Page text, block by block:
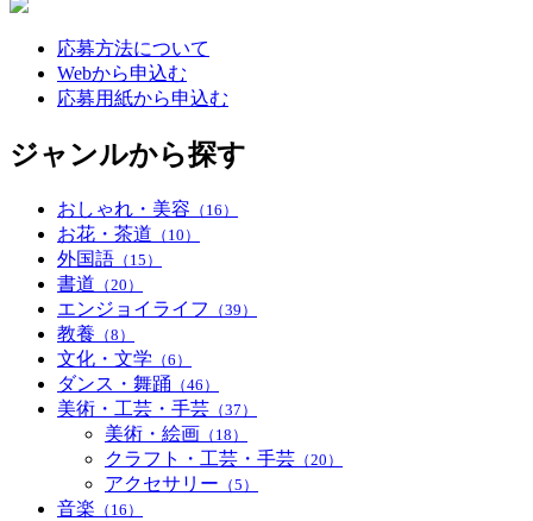
応募方法について
Webから申込む
応募用紙から申込む
ジャンルから探す
おしゃれ・美容 （16）
お花・茶道 （10）
外国語 （15）
書道 （20）
エンジョイライフ （39）
教養 （8）
文化・文学 （6）
ダンス・舞踊 （46）
美術・工芸・手芸 （37）
美術・絵画 （18）
クラフト・工芸・手芸 （20）
アクセサリー （5）
音楽 （16）